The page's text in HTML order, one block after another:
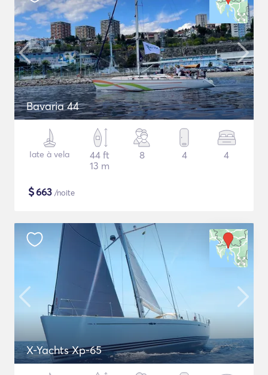
Bavaria 44
Iate à vela
44 ft
13 m
8 4 4
$663 /noite
X-Yachts Xp-65